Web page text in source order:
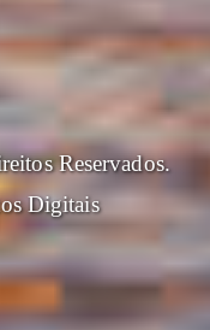
Reservados.
Digitais